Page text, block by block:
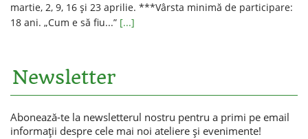
martie, 2, 9, 16 şi 23 aprilie. ***Vârsta minimă de participare:
18 ani. „Cum e să fiu...” [...]
Newsletter
Abonează-te la newsletterul nostru pentru a primi pe email
informaţii despre cele mai noi ateliere şi evenimente!